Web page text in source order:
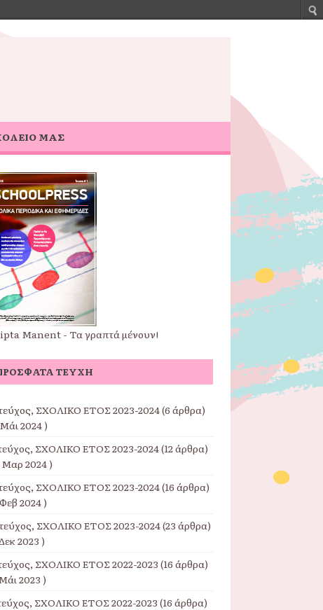
ΜΑΣ
Manent - Τα γραπτά μένουν!
ΤΕΎΧΗ
ΣΧΟΛΙΚΟ ΕΤΟΣ 2023-2024(6 άρθρα)
2024 )
ΣΧΟΛΙΚΟ ΕΤΟΣ 2023-2024(12 άρθρα)
2024 )
ΣΧΟΛΙΚΟ ΕΤΟΣ 2023-2024(16 άρθρα)
2024 )
ΣΧΟΛΙΚΟ ΕΤΟΣ 2023-2024(23 άρθρα)
2023 )
ΣΧΟΛΙΚΟ ΕΤΟΣ 2022-2023 (16 άρθρα)
2023 )
ΣΧΟΛΙΚΟ ΕΤΟΣ 2022-2023(16 άρθρα)